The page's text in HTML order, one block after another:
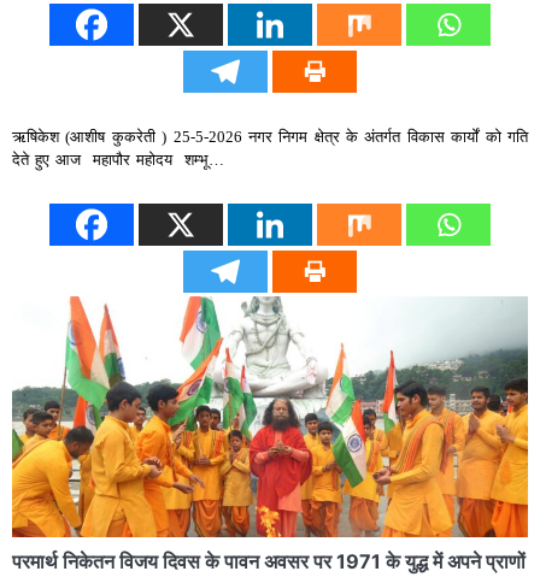
ऋषिकेश (आशीष कुकरेती ) 25-5-2026 ​नगर निगम क्षेत्र के अंतर्गत विकास कार्यों को गति
देते हुए आज महापौर महोदय शम्भू…
परमार्थ निकेतन विजय दिवस के पावन अवसर पर 1971 के युद्ध में अपने प्राणों